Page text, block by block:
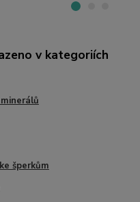
v kategoriích
šperkům